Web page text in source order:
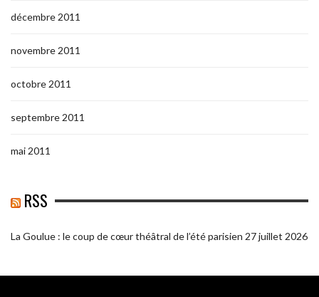
décembre 2011
novembre 2011
octobre 2011
septembre 2011
mai 2011
RSS
La Goulue : le coup de cœur théâtral de l’été parisien 27 juillet 2026